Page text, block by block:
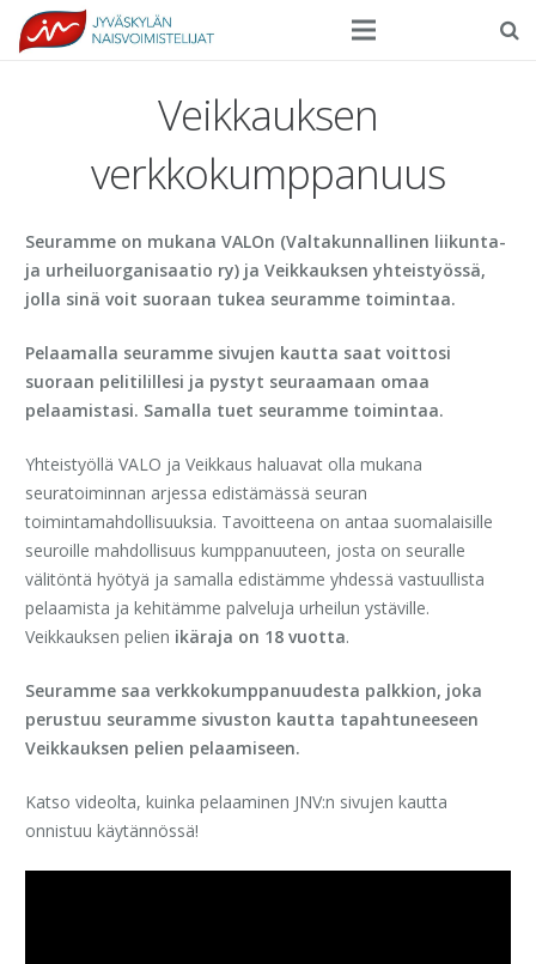
Kilpaurheilu
Tapahtumat
Ilmoittautuminen
Yhteystiedot
Veikkauksen
verkkokumppanuus
Seuramme on mukana VALOn (Valtakunnallinen liikunta-
ja urheiluorganisaatio ry) ja Veikkauksen yhteistyössä,
jolla sinä voit suoraan tukea seuramme toimintaa.
Pelaamalla seuramme sivujen kautta saat voittosi
suoraan pelitilillesi ja pystyt seuraamaan omaa
pelaamistasi. Samalla tuet seuramme toimintaa.
Yhteistyöllä VALO ja Veikkaus haluavat olla mukana
seuratoiminnan arjessa edistämässä seuran
toimintamahdollisuuksia. Tavoitteena on antaa suomalaisille
seuroille mahdollisuus kumppanuuteen, josta on seuralle
välitöntä hyötyä ja samalla edistämme yhdessä vastuullista
pelaamista ja kehitämme palveluja urheilun ystäville.
Veikkauksen pelien ikäraja on 18 vuotta.
Seuramme saa verkkokumppanuudesta palkkion, joka
perustuu seuramme sivuston kautta tapahtuneeseen
Veikkauksen pelien pelaamiseen.
Katso videolta, kuinka pelaaminen JNV:n sivujen kautta
onnistuu käytännössä!